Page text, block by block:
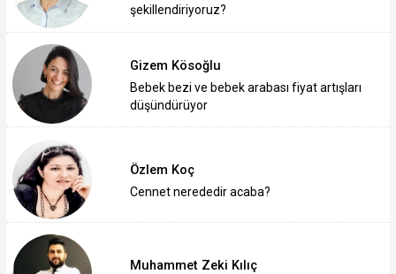
şekillendiriyoruz?
Gizem Kösoğlu
Bebek bezi ve bebek arabası fiyat artışları
düşündürüyor
Özlem Koç
Cennet nerededir acaba?
Muhammet Zeki Kılıç